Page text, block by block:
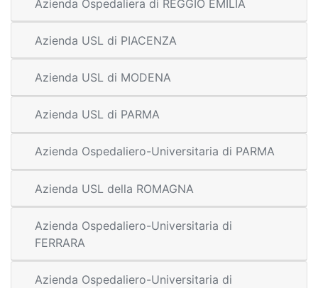
Azienda Ospedaliera di REGGIO EMILIA
Azienda USL di PIACENZA
Azienda USL di MODENA
Azienda USL di PARMA
Azienda Ospedaliero-Universitaria di PARMA
Azienda USL della ROMAGNA
Azienda Ospedaliero-Universitaria di
FERRARA
Azienda Ospedaliero-Universitaria di